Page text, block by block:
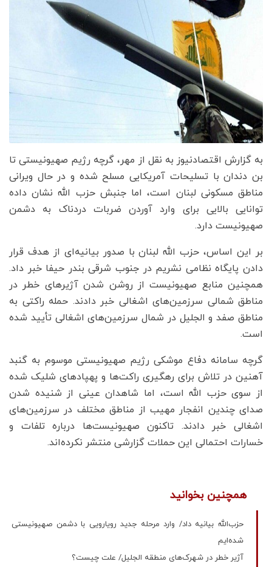
به گزارش اقتصادنیوز به نقل از مهر، گرچه رژیم صهیونیستی تا
بن دندان با تسلیحات آمریکایی مسلح شده و در حال ویرانی
مناطق مسکونی لبنان است، اما جنبش حزب الله نشان داده
توانایی بالایی برای وارد آوردن ضربات دردناک به دشمن
صهیونیست دارد.
بر این اساس، حزب الله لبنان با صدور بیانیه‌ای از هدف قرار
دادن پایگاه نظامی نشریم در جنوب شرقی بندر حیفا خبر داد.
همچنین منابع صهیونیست از روشن شدن آژیرهای خطر در
مناطق شمالی سرزمین‌های اشغالی خبر دادند. حمله راکتی به
مناطق صفد و الجلیل در شمال سرزمین‌های اشغالی تأیید شده
است.
گرچه سامانه دفاع موشکی رژیم صهیونیستی موسوم به گنبد
آهنین در تلاش برای رهگیری راکت‌ها و پهپادهای شلیک شده
از سوی حزب الله است، اما شاهدان عینی از شنیده شدن
صدای چندین انفجار مهیب از مناطق مختلف در سرزمین‌های
اشغالی خبر دادند. تاکنون صهیونیست‌ها درباره تلفات و
خسارات احتمالی این حملات گزارشی منتشر نکرده‌اند.
همچنین بخوانید
حزب‌الله بیانیه داد/ وارد مرحله جدید رویارویی با دشمن صهیونیستی
شده‌ایم
آژیر خطر در شهرک‌های منطقه الجلیل/ علت چیست؟